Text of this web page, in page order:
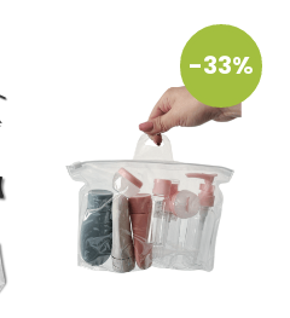
-33%